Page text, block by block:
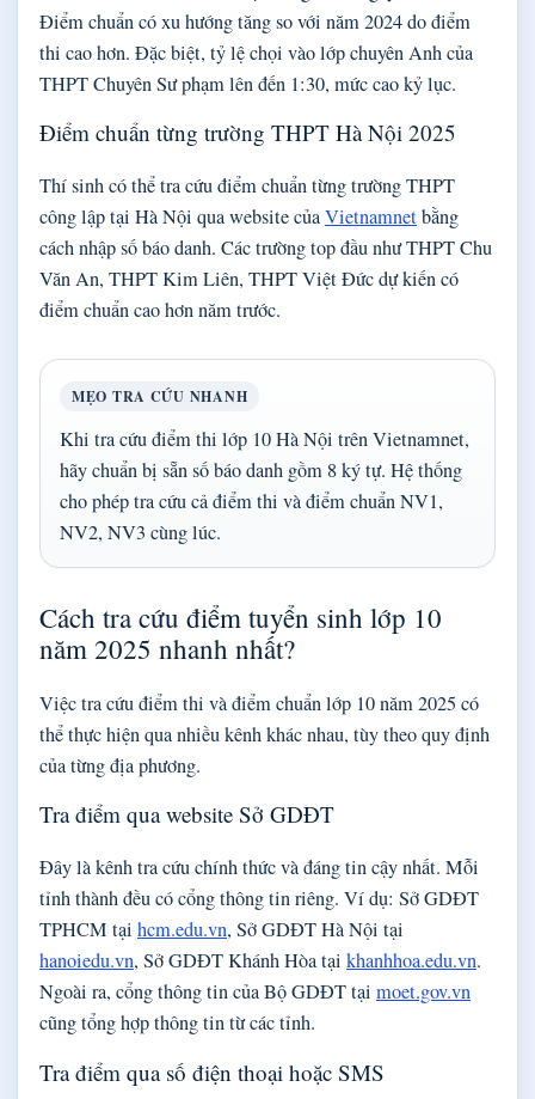
Điểm chuẩn có xu hướng tăng so với năm 2024 do điểm
thi cao hơn. Đặc biệt, tỷ lệ chọi vào lớp chuyên Anh của
THPT Chuyên Sư phạm lên đến 1:30, mức cao kỷ lục.
Điểm chuẩn từng trường THPT Hà Nội 2025
Thí sinh có thể tra cứu điểm chuẩn từng trường THPT
công lập tại Hà Nội qua website củaVietnamnetbằng
cách nhập số báo danh. Các trường top đầu như THPT Chu
Văn An, THPT Kim Liên, THPT Việt Đức dự kiến có
điểm chuẩn cao hơn năm trước.
MẸO TRA CỨU NHANH
Khi tra cứu điểm thi lớp 10 Hà Nội trên Vietnamnet,
hãy chuẩn bị sẵn số báo danh gồm 8 ký tự. Hệ thống
cho phép tra cứu cả điểm thi và điểm chuẩn NV1,
NV2, NV3 cùng lúc.
Cách tra cứu điểm tuyển sinh lớp 10
năm 2025 nhanh nhất?
Việc tra cứu điểm thi và điểm chuẩn lớp 10 năm 2025 có
thể thực hiện qua nhiều kênh khác nhau, tùy theo quy định
của từng địa phương.
Tra điểm qua website Sở GDĐT
Đây là kênh tra cứu chính thức và đáng tin cậy nhất. Mỗi
tỉnh thành đều có cổng thông tin riêng. Ví dụ: Sở GDĐT
TPHCM tại hcm.edu.vn, Sở GDĐT Hà Nội tại
hanoiedu.vn, Sở GDĐT Khánh Hòa tại khanhhoa.edu.vn.
Ngoài ra, cổng thông tin của Bộ GDĐT tại moet.gov.vn
cũng tổng hợp thông tin từ các tỉnh.
Tra điểm qua số điện thoại hoặc SMS